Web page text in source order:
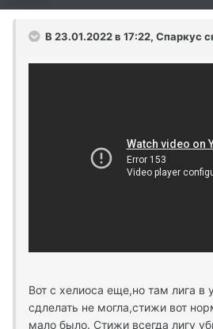
В 23.01.2022 в 17:22, Спаркус
Вот с хелиоса еще,но там лига в
сдлелать не могла,стижи вот
мало было. Стижи всегда лигу